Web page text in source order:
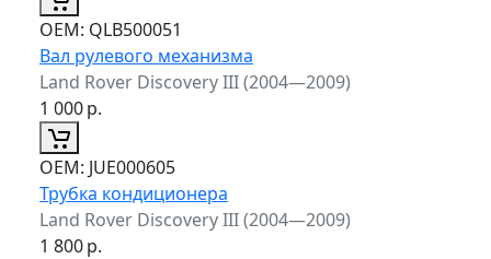
ОЕМ: QLB500051
Вал рулевого механизма
Land Rover Discovery III (2004—2009)
1 000р.
ОЕМ: JUE000605
Трубка кондиционера
Land Rover Discovery III (2004—2009)
1 800р.